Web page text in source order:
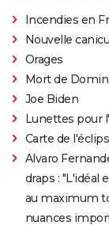
Incendies en
Nouvelle
Orages
Mort de
Joe Biden
Lunettes pour
Carte de
Alvaro
draps : "L'idéal
au maximum
nuances